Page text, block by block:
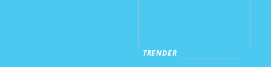
TRENDER